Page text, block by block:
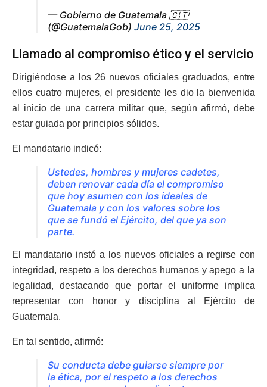
— Gobierno de Guatemala 🇬🇹
(@GuatemalaGob) June 25, 2025
Llamado al compromiso ético y el servicio
Dirigiéndose a los 26 nuevos oficiales graduados, entre
ellos cuatro mujeres, el presidente les dio la bienvenida
al inicio de una carrera militar que, según afirmó, debe
estar guiada por principios sólidos.
El mandatario indicó:
Ustedes, hombres y mujeres cadetes,
deben renovar cada día el compromiso
que hoy asumen con los ideales de
Guatemala y con los valores sobre los
que se fundó el Ejército, del que ya son
parte.
El mandatario instó a los nuevos oficiales a regirse con
integridad, respeto a los derechos humanos y apego a la
legalidad, destacando que portar el uniforme implica
representar con honor y disciplina al Ejército de
Guatemala.
En tal sentido, afirmó:
Su conducta debe guiarse siempre por
la ética, por el respeto a los derechos